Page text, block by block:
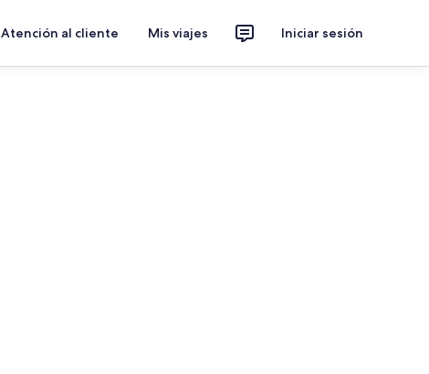
Atención al cliente Mis viajes Iniciar sesión